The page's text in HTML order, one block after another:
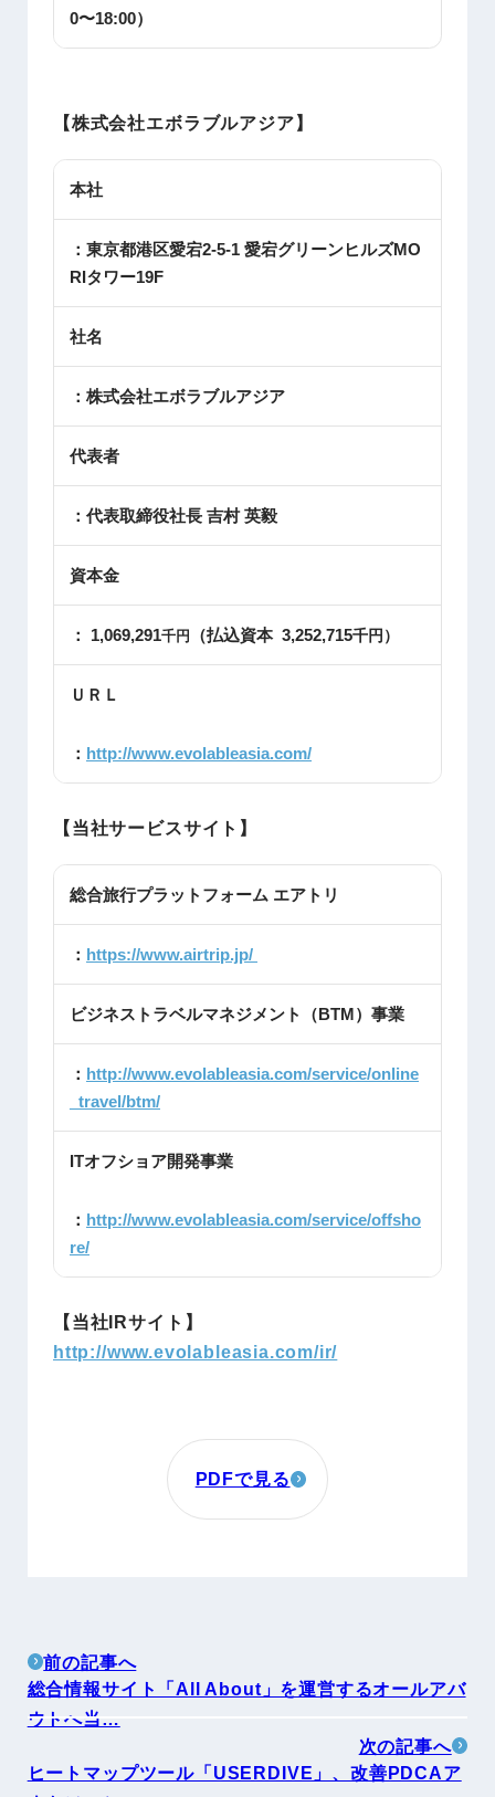
0〜18:00）
【株式会社エボラブルアジア】
本社
：東京都港区愛宕2-5-1 愛宕グリーンヒルズMO
RIタワー19F
社名
：株式会社エボラブルアジア
代表者
：代表取締役社長 吉村 英毅
資本金
： 1,069,291千円 （払込資本 3,252,715千円）
ＵＲＬ
： http://www.evolableasia.com/
【当社サービスサイト】
総合旅行プラットフォーム エアトリ
： https://www.airtrip.jp/
ビジネストラベルマネジメント（BTM）事業
： http://www.evolableasia.com/service/online
_travel/btm/
ITオフショア開発事業
： http://www.evolableasia.com/service/offsho
re/
【当社IRサイト】
http://www.evolableasia.com/ir/
PDFで見る
前の記事へ
総合情報サイト「All About」を運営するオールアバ
ウトへ当…
次の記事へ
ヒートマップツール「USERDIVE」、改善PDCAア